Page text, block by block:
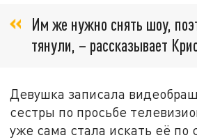
Им же нужно снять шоу,
тянули, – рассказывает
Девушка записала
сестры по просьбе
уже сама стала искать её по